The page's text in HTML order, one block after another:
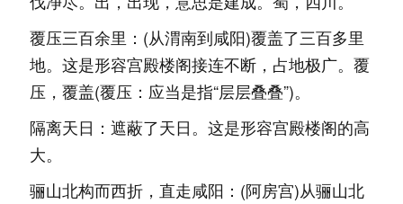
覆压三百余里：(从渭南到咸阳)覆盖了三百多里
地。这是形容宫殿楼阁接连不断，占地极广。覆
压，覆盖(覆压：应当是指“层层叠叠”)。
隔离天日：遮蔽了天日。这是形容宫殿楼阁的高
大。
骊山北构而西折，直走咸阳：(阿房宫)从骊山北